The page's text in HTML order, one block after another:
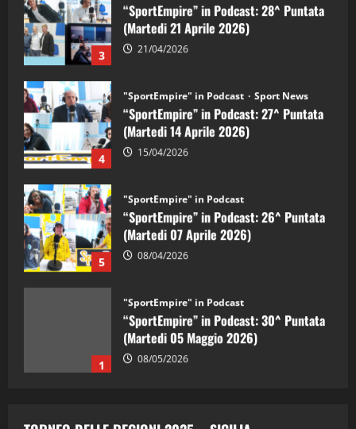
3
“SportEmpire” in Podcast: 28^ Puntata
(Martedi 21 Aprile 2026)
21/04/2026
4
"SportEmpire" in Podcast Sport News
“SportEmpire” in Podcast: 27^ Puntata
(Martedi 14 Aprile 2026)
15/04/2026
5
"SportEmpire" in Podcast
“SportEmpire” in Podcast: 26^ Puntata
(Martedi 07 Aprile 2026)
08/04/2026
1
"SportEmpire" in Podcast
“SportEmpire” in Podcast: 30^ Puntata
(Martedi 05 Maggio 2026)
08/05/2026
“SportEmpire” in Podcast: 29^ Puntata